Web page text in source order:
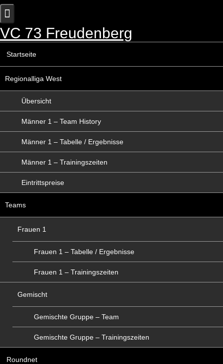
Skip
to
content
VC 73 Freudenberg
Startseite
Regionalliga West
Übersicht
Männer 1 – Team History
Männer 1 – Tabelle / Ergebnisse
Männer 1 – Trainingszeiten
Eintrittspreise
Teams
Frauen 1
Frauen 1 – Tabelle / Ergebnisse
Frauen 1 – Trainingszeiten
Gemischt
Gemischte Gruppe – Team
Gemischte Gruppe – Trainingszeiten
Roundnet